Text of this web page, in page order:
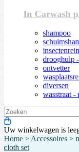
In Carwash
shampoo
drooghulp
ontvetter
diversen
wasstraat -
Uw winkelwagen is
Home > Accessoires >
cloth set